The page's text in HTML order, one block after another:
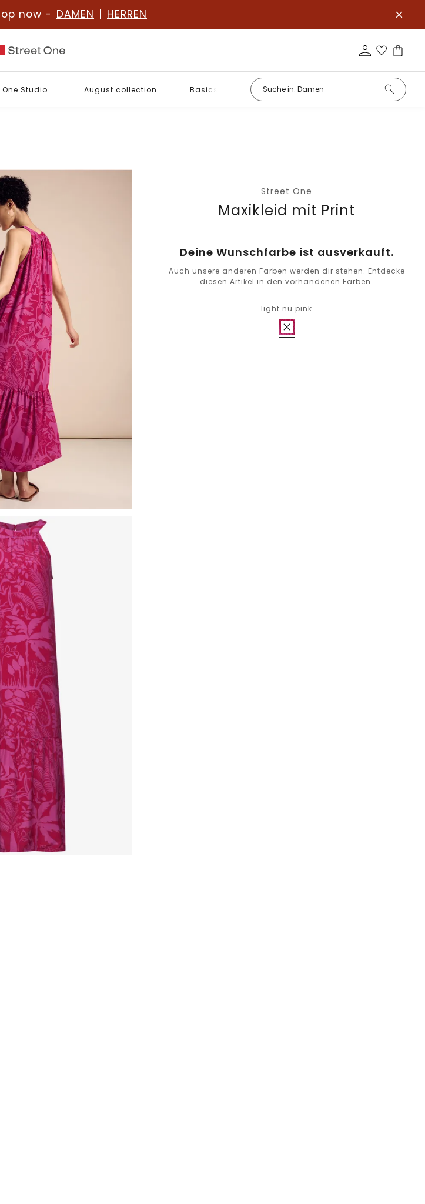
now - DAMEN | HERREN
One Studio August collection Basics
Street One
Maxikleid mit Print
Deine Wunschfarbe ist ausverkauft.
Auch unsere anderen Farben werden dir stehen. Entdecke
diesen Artikel in den vorhandenen Farben.
light nu pink